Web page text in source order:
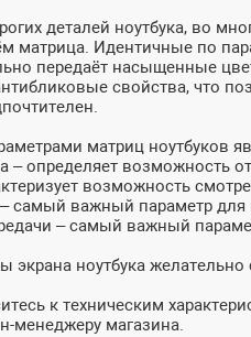
деталей ноутбука, во
матрица. Идентичные по
передаёт насыщенные
свойства, что
матриц ноутбуков
– определяет возможность
возможность
– самый важный параметр
– самый важный
экрана ноутбука
к техническим
менеджеру магазина.